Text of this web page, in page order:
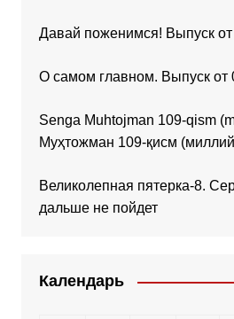
Давай поженимся! Выпуск
О самом главном. Выпуск от
Senga Muhtojman 109-qism
Муҳтожман 109-қисм
Великолепная пятерка-8.
дальше не пойдет
Календарь